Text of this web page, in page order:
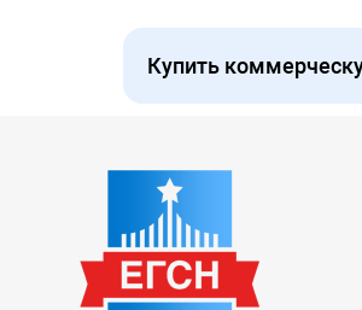
Купить